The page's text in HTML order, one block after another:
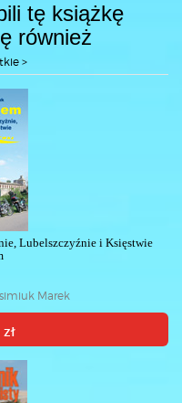
tę książkę
również
>
Lubelszczyźnie i Księstwie
Marek